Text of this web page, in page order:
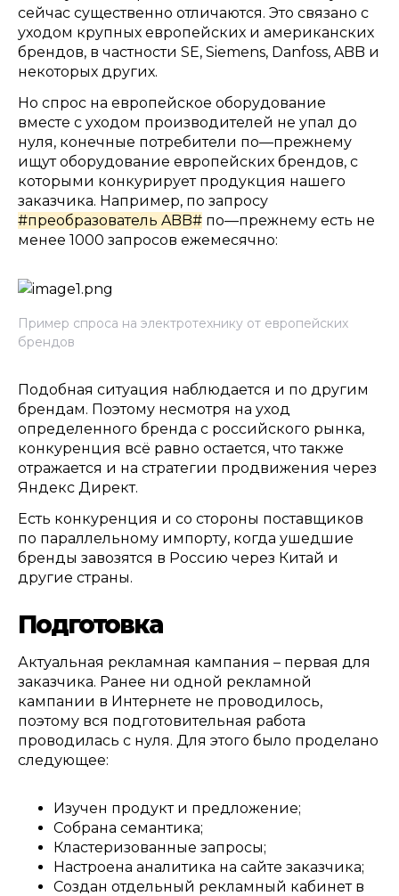
сейчас существенно отличаются. Это связано с
уходом крупных европейских и американских
брендов, в частности SE, Siemens, Danfoss, ABB и
некоторых других.
Но спрос на европейское оборудование
вместе с уходом производителей не упал до
нуля, конечные потребители по—прежнему
ищут оборудование европейских брендов, с
которыми конкурирует продукция нашего
заказчика. Например, по запросу
#преобразователь ABB# по—прежнему есть не
менее 1000 запросов ежемесячно:
Пример спроса на электротехнику от европейских
брендов
Подобная ситуация наблюдается и по другим
брендам. Поэтому несмотря на уход
определенного бренда с российского рынка,
конкуренция всё равно остается, что также
отражается и на стратегии продвижения через
Яндекс Директ.
Есть конкуренция и со стороны поставщиков
по параллельному импорту, когда ушедшие
бренды завозятся в Россию через Китай и
другие страны.
Подготовка
Актуальная рекламная кампания – первая для
заказчика. Ранее ни одной рекламной
кампании в Интернете не проводилось,
поэтому вся подготовительная работа
проводилась с нуля. Для этого было проделано
следующее:
Изучен продукт и предложение;
Собрана семантика;
Кластеризованные запросы;
Настроена аналитика на сайте заказчика;
Создан отдельный рекламный кабинет в